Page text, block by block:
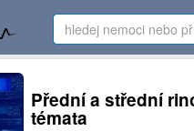
Přední a střední
témata